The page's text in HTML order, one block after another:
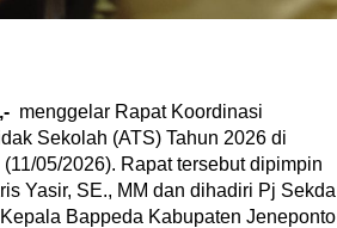
menggelar Rapat Koordinasi
Sekolah (ATS) Tahun 2026 di
05/2026). Rapat tersebut dipimpin
Yasir, SE., MM dan dihadiri Pj Sekda
Bappeda Kabupaten Jeneponto